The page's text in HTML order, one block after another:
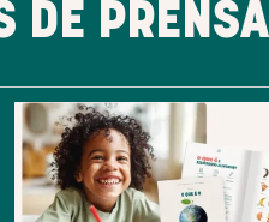
DE PRENSA